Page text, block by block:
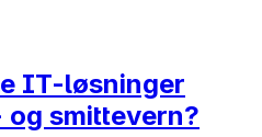
IT-løsninger
smittevern?